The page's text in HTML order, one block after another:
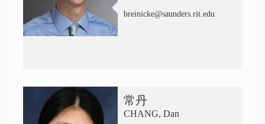
breinicke@saunders.rit.edu
常丹
CHANG, Dan